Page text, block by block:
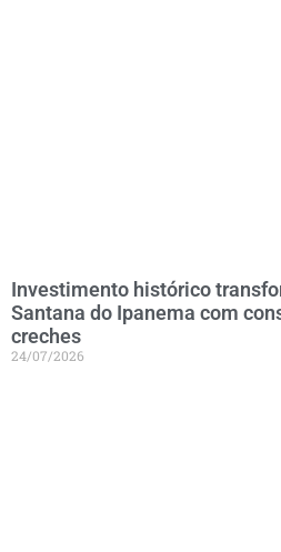
Investimento histórico
Santana do Ipanema com
creches
24/07/2026